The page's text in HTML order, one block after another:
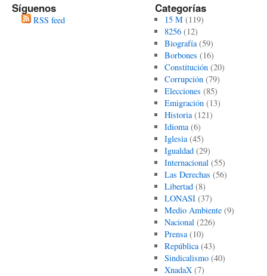
Síguenos
RSS feed
Categorías
15 M(119)
8256(12)
Biografía(59)
Borbones (16)
Constitución(20)
Corrupción(79)
Elecciones (85)
Emigración(13)
Historia(121)
Idioma(6)
Iglesia(45)
Igualdad(29)
Internacional(55)
Las Derechas (56)
Libertad(8)
LONASI(37)
Medio Ambiente(9)
Nacional(226)
Prensa(10)
República(43)
Sindicalismo(40)
XnadaX(7)